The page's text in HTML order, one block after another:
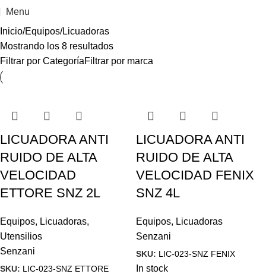
Menu
Inicio Equipos Licuadoras
Mostrando los 8 resultados
Filtrar por CategoríaFiltrar por marca
LICUADORA ANTI
RUIDO DE ALTA
VELOCIDAD
ETTORE SNZ 2L
Equipos, Licuadoras,
Utensilios
Senzani
SKU: LIC-023-SNZ ETTORE
LICUADORA ANTI
RUIDO DE ALTA
VELOCIDAD FENIX
SNZ 4L
Equipos, Licuadoras
Senzani
SKU: LIC-023-SNZ FENIX
In stock